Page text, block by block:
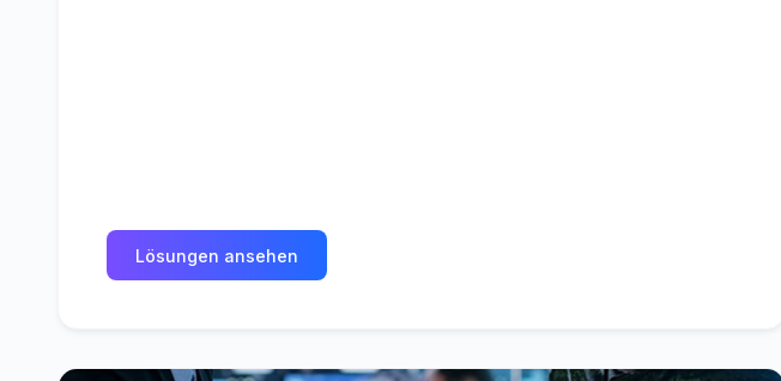
Lösungen ansehen